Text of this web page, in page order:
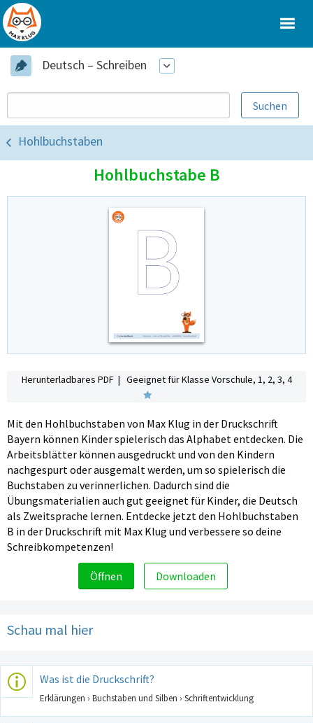
Deutsch – Schreiben
Hohlbuchstaben
Hohlbuchstabe B
Herunterladbares PDF | Geeignet für Klasse Vorschule, 1, 2, 3, 4
Mit den Hohlbuchstaben von Max Klug in der Druckschrift
Bayern können Kinder spielerisch das Alphabet entdecken. Die
Arbeitsblätter können ausgedruckt und von den Kindern
nachgespurt oder ausgemalt werden, um so spielerisch die
Buchstaben zu verinnerlichen. Dadurch sind die
Übungsmaterialien auch gut geeignet für Kinder, die Deutsch
als Zweitsprache lernen. Entdecke jetzt den Hohlbuchstaben
B in der Druckschrift mit Max Klug und verbessere so deine
Schreibkompetenzen!
Öffnen Downloaden
Schau mal hier
Was ist die Druckschrift?
Erklärungen › Buchstaben und Silben › Schriftentwicklung